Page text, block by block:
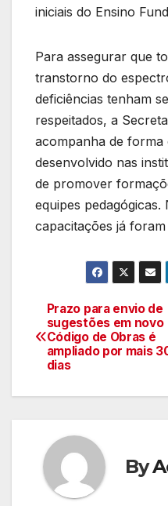
iniciais do Ensino
Para assegurar que
transtorno do
deficiências tenham
respeitados, a
acompanha de
desenvolvido nas
de promover
equipes pedagógicas.
capacitações já
Navegação
de
Prazo para envio de
sugestões em novo
Código de Obras é
ampliado por mais
dias
By